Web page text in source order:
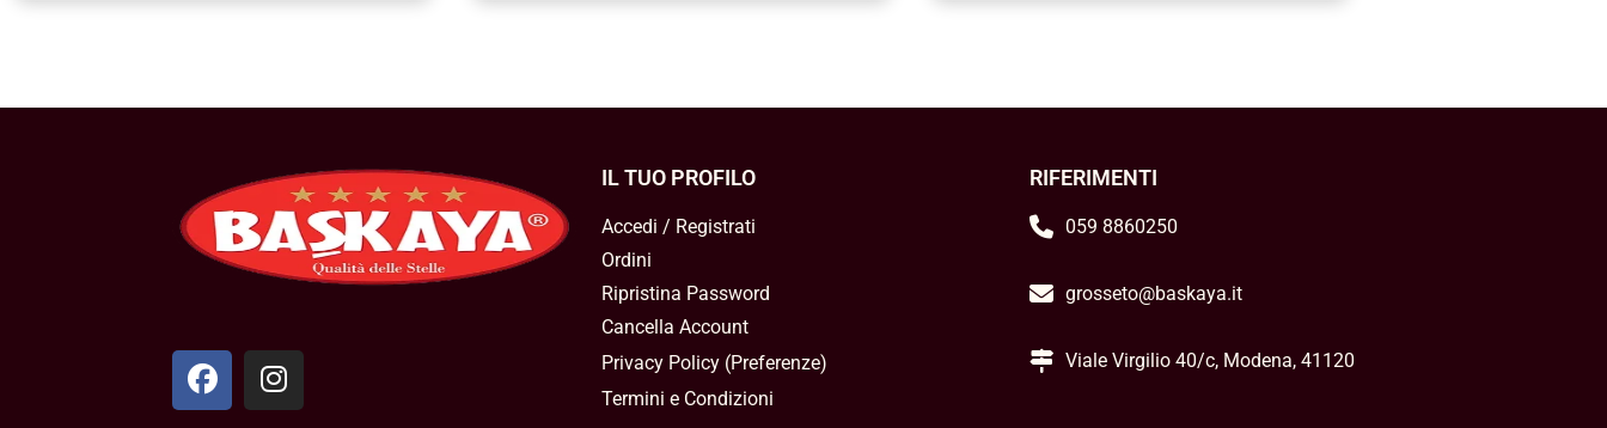
IL TUO PROFILO
Accedi / Registrati
Ordini
Ripristina Password
Cancella Account
Privacy Policy(Preferenze)
Termini e Condizioni
RIFERIMENTI
059 8860250
grosseto@baskaya.it
Viale Virgilio 40/c, Modena, 41120